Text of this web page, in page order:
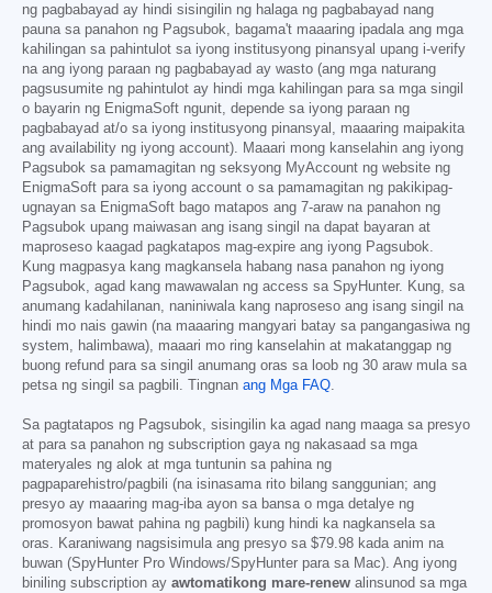
ng pagbabayad ay hindi sisingilin ng halaga ng pagbabayad nang
pauna sa panahon ng Pagsubok, bagama't maaaring ipadala ang mga
kahilingan sa pahintulot sa iyong institusyong pinansyal upang i-verify
na ang iyong paraan ng pagbabayad ay wasto (ang mga naturang
pagsusumite ng pahintulot ay hindi mga kahilingan para sa mga singil
o bayarin ng EnigmaSoft ngunit, depende sa iyong paraan ng
pagbabayad at/o sa iyong institusyong pinansyal, maaaring maipakita
ang availability ng iyong account). Maaari mong kanselahin ang iyong
Pagsubok sa pamamagitan ng seksyong MyAccount ng website ng
EnigmaSoft para sa iyong account o sa pamamagitan ng pakikipag-
ugnayan sa EnigmaSoft bago matapos ang 7-araw na panahon ng
Pagsubok upang maiwasan ang isang singil na dapat bayaran at
maproseso kaagad pagkatapos mag-expire ang iyong Pagsubok.
Kung magpasya kang magkansela habang nasa panahon ng iyong
Pagsubok, agad kang mawawalan ng access sa SpyHunter. Kung, sa
anumang kadahilanan, naniniwala kang naproseso ang isang singil na
hindi mo nais gawin (na maaaring mangyari batay sa pangangasiwa ng
system, halimbawa), maaari mo ring kanselahin at makatanggap ng
buong refund para sa singil anumang oras sa loob ng 30 araw mula sa
petsa ng singil sa pagbili. Tingnan ang Mga FAQ.
Sa pagtatapos ng Pagsubok, sisingilin ka agad nang maaga sa presyo
at para sa panahon ng subscription gaya ng nakasaad sa mga
materyales ng alok at mga tuntunin sa pahina ng
pagpaparehistro/pagbili (na isinasama rito bilang sanggunian; ang
presyo ay maaaring mag-iba ayon sa bansa o mga detalye ng
promosyon bawat pahina ng pagbili) kung hindi ka nagkansela sa
oras. Karaniwang nagsisimula ang presyo sa $79.98 kada anim na
buwan (SpyHunter Pro Windows/SpyHunter para sa Mac). Ang iyong
biniling subscription ay awtomatikong mare-renew alinsunod sa mga